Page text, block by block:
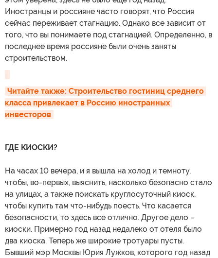
Иностранцы и россияне часто говорят, что Россия
сейчас переживает стагнацию. Однако все зависит от
того, что вы понимаете под стагнацией. Определенно, в
последнее время россияне были очень заняты
строительством.
Читайте также: Строительство гостиниц среднего
класса привлекает в Россию иностранных
инвесторов
ГДЕ КИОСКИ?
На часах 10 вечера, и я вышла на холод и темноту,
чтобы, во-первых, выяснить, насколько безопасно стало
на улицах, а также поискать круглосуточный киоск,
чтобы купить там что-нибудь поесть. Что касается
безопасности, то здесь все отлично. Другое дело –
киоски. Примерно год назад недалеко от отеля было
два киоска. Теперь же широкие тротуары пусты.
Бывший мэр Москвы Юрия Лужков, которого год назад